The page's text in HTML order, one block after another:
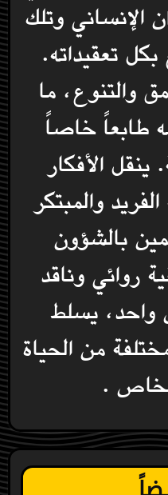
الإنساني وتلك
تعقيداته.
والتنوع، ما
طابعاً خاصاً
الأفكار
والمبتكر
بالشؤون
روائي وناقد
يسلط
من الحياة
.